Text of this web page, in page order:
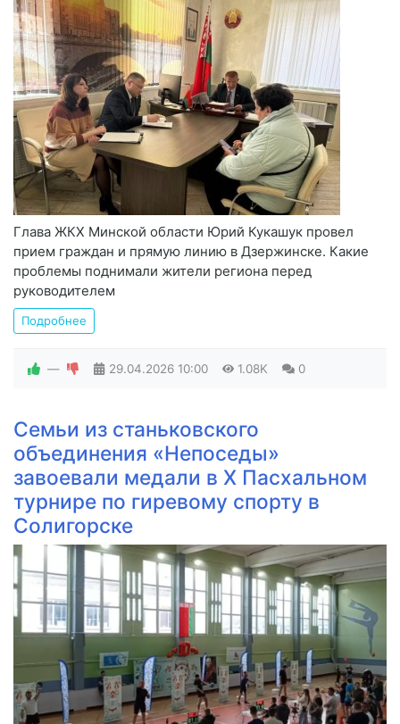
Глава ЖКХ Минской области Юрий Кукашук провел
прием граждан и прямую линию в Дзержинске. Какие
проблемы поднимали жители региона перед
руководителем
Подробнее
— 29.04.2026 10:00 1.08K 0
Семьи из станьковского
объединения «Непоседы»
завоевали медали в Х Пасхальном
турнире по гиревому спорту в
Солигорске